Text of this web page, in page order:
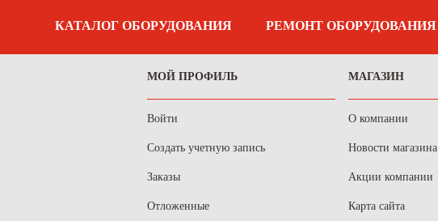
КАТАЛОГ ОБОРУДОВАНИЯ РЕМОНТ ОБОРУДОВАНИЯ
МОЙ ПРОФИЛЬ
Войти
Создать учетную запись
Заказы
Отложенные
МАГАЗИН
О компании
Новости магазина
Акции компании
Карта сайта